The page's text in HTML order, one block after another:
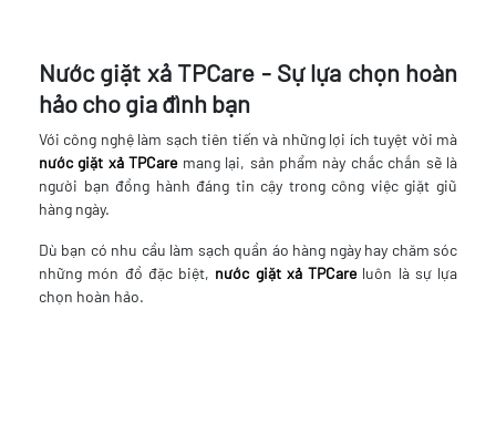
Nước giặt xả TPCare - Sự lựa chọn hoàn
hảo cho gia đình bạn
Với công nghệ làm sạch tiên tiến và những lợi ích tuyệt vời mà
nước giặt xả TPCaremang lại, sản phẩm này chắc chắn sẽ là
người bạn đồng hành đáng tin cậy trong công việc giặt giũ
hàng ngày.
Dù bạn có nhu cầu làm sạch quần áo hàng ngày hay chăm sóc
những món đồ đặc biệt, nước giặt xả TPCareluôn là sự lựa
chọn hoàn hảo.